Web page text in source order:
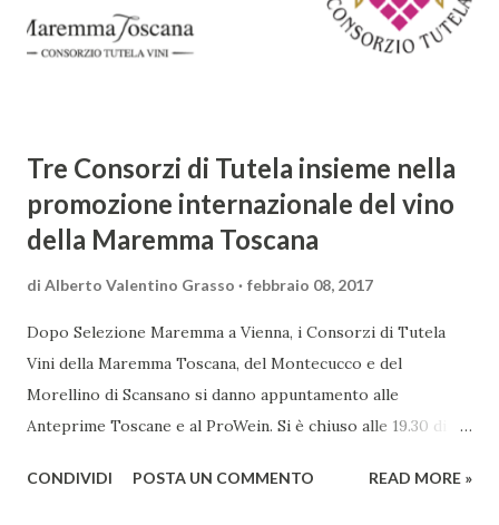
complessità. L'Adone è un poema epico-mitologico in 20
canti, composto da oltre 40.000 versi. Narra la storia
Tre Consorzi di Tutela insieme nella
promozione internazionale del vino
della Maremma Toscana
di Alberto Valentino Grasso febbraio 08, 2017
Dopo Selezione Maremma a Vienna, i Consorzi di Tutela
Vini della Maremma Toscana, del Montecucco e del
Morellino di Scansano si danno appuntamento alle
Anteprime Toscane e al ProWein. Si è chiuso alle 19.30 di
presso l’Hotel Regina di Vienna dalla società Wein & Kultur,
CONDIVIDI POSTA UN COMMENTO READ MORE »